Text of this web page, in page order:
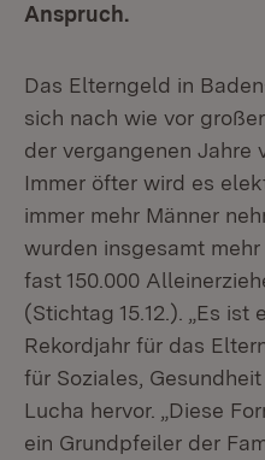
Anspruch.
Das Elterngeld in
sich nach wie vor
der vergangenen Jahre
Immer öfter wird es
immer mehr Männer
wurden insgesamt mehr
fast 150.000
(Stichtag 15.12.). „Es ist
Rekordjahr für das
für Soziales,
Lucha hervor. „Diese
ein Grundpfeiler der